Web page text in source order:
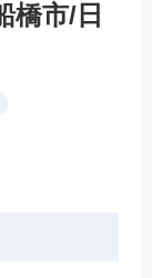
橋市/日